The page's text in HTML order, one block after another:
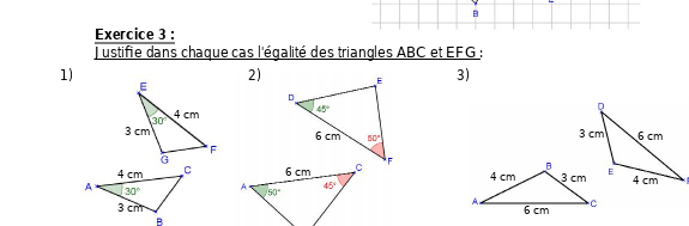
4 cm
4 cm
3 cm
3 cm
Exercice 3 :
Justifie dans chaque cas l'égalité des triangles ABC et EFG :
6 cm
6 cm
6 cm
6 cm
4 cm 4 cm
3 cm
3 cm
1) 2) 3)